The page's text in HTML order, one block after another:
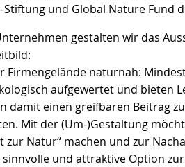
Stiftung und Global Nature Fund
gestalten wir das
Firmengelände naturnah:
aufgewertet und bieten
damit einen greifbaren Beitrag
Mit der (Um-)Gestaltung
zur Natur“ machen und zur
und attraktive Option